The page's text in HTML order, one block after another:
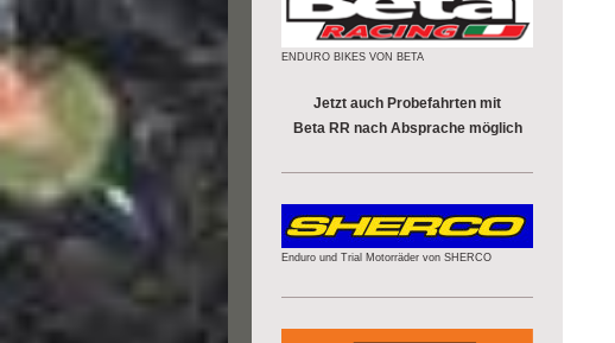
ENDURO BIKES VON BETA
Jetzt auch Probefahrten mit
Beta RR nach Absprache möglich
Enduro und Trial Motorräder von SHERCO